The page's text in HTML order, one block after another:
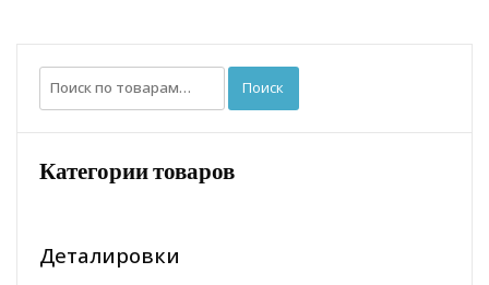
Искать: Поиск
Категории товаров
Деталировки